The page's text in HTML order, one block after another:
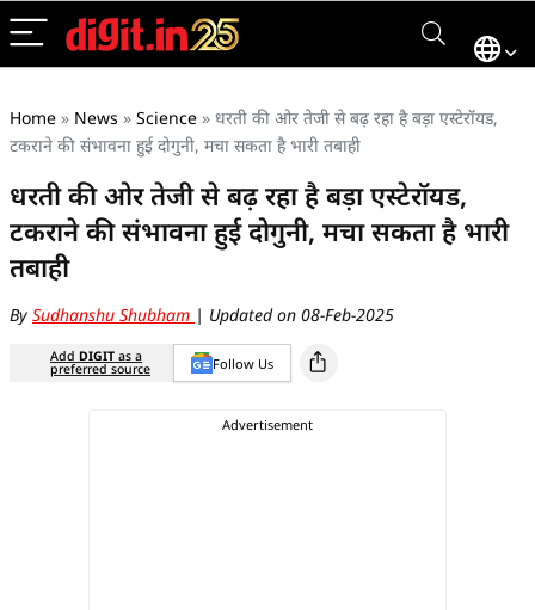
Home » News » Science » धरती की ओर तेजी से बढ़ रहा है बड़ा एस्टेरॉयड,
टकराने की संभावना हुई दोगुनी, मचा सकता है भारी तबाही
धरती की ओर तेजी से बढ़ रहा है बड़ा एस्टेरॉयड,
टकराने की संभावना हुई दोगुनी, मचा सकता है भारी
तबाही
By Sudhanshu Shubham | Updated on 08-Feb-2025
Add DIGIT as a
preferred source Follow Us